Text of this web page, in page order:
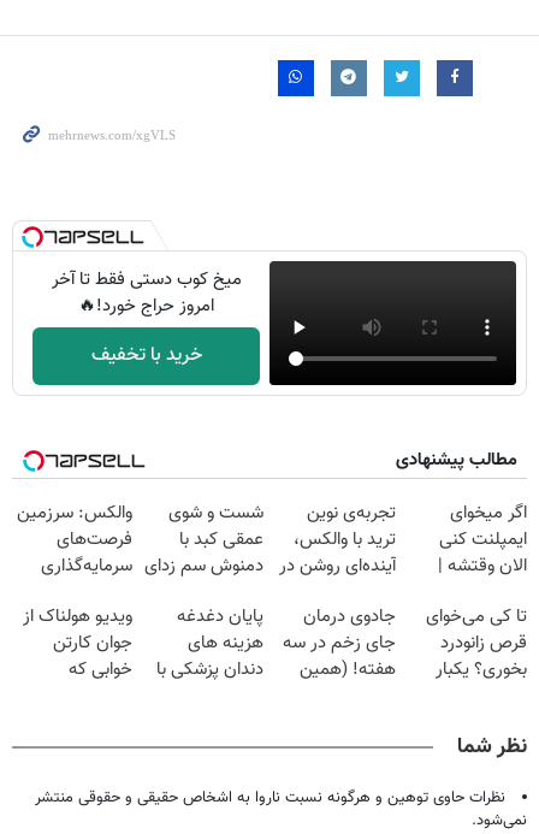
میخ کوب دستی فقط تا آخر
امروز حراج خورد!🔥
خرید با تخفیف
مطالب پیشنهادی
اگر میخوای
ایمپلنت کنی
الان وقتشه |
میلیون تومان!!!
تجربه‌ی نوین
ترید با والکس،
آینده‌ای روشن در
شست و شوی
عمقی کبد با
دمنوش سم زدای
والکس: سرزمین
فرصت‌های
سرمایه‌گذاری
تا کی می‌خوای
قرص زانودرد
بخوری؟ یکبار
جادوی درمان
جای زخم در سه
هفته! (همین
پایان دغدغه
هزینه های
دندان پزشکی با
ویدیو هولناک از
جوان کارتن
خوابی که
نظر شما
نظرات حاوی توهین و هرگونه نسبت ناروا به اشخاص حقیقی و حقوقی منتشر
نمی‌شود.